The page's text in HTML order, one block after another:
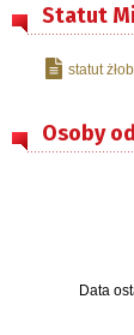
Statut
statut
Osoby
Data